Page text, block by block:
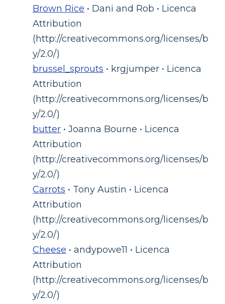
Brown Rice • Dani and Rob • Licenca
Attribution
(http://creativecommons.org/licenses/b
y/2.0/)
brussel_sprouts • krgjumper • Licenca
Attribution
(http://creativecommons.org/licenses/b
y/2.0/)
butter • Joanna Bourne • Licenca
Attribution
(http://creativecommons.org/licenses/b
y/2.0/)
Carrots • Tony Austin • Licenca
Attribution
(http://creativecommons.org/licenses/b
y/2.0/)
Cheese • andypowe11 • Licenca
Attribution
(http://creativecommons.org/licenses/b
y/2.0/)